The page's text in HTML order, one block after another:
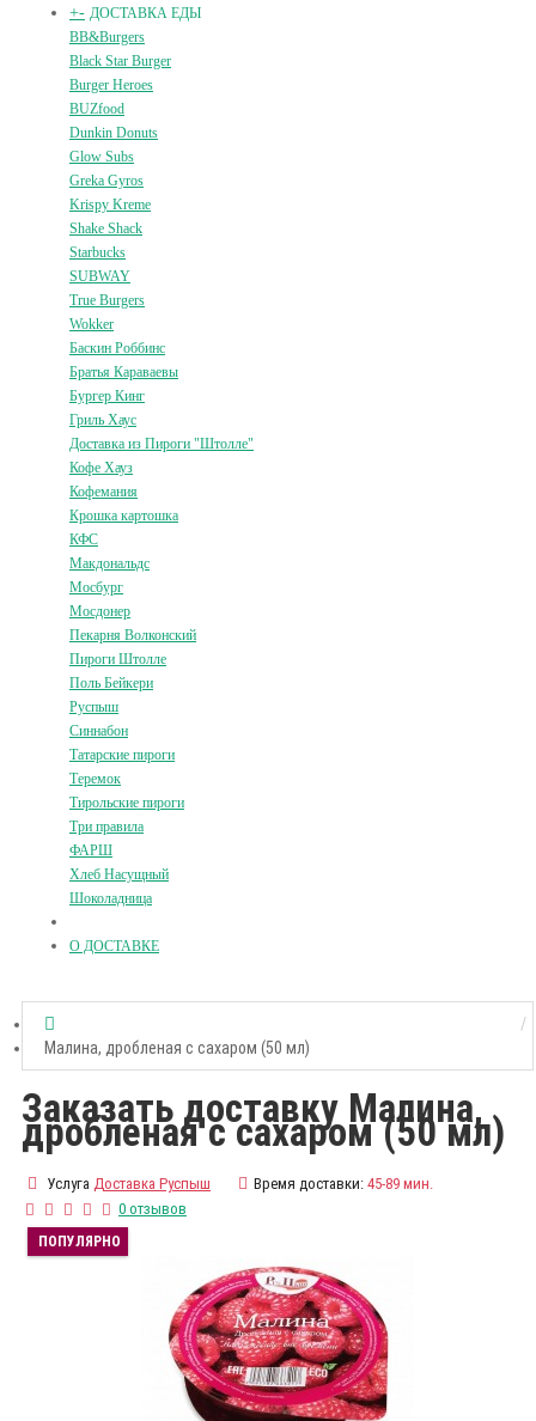
+- ДОСТАВКА ЕДЫ
BB&Burgers
Black Star Burger
Burger Heroes
BUZfood
Dunkin Donuts
Glow Subs
Greka Gyros
Krispy Kreme
Shake Shack
Starbucks
SUBWAY
True Burgers
Wokker
Баскин Роббинс
Братья Караваевы
Бургер Кинг
Гриль Хаус
Доставка из Пироги "Штолле"
Кофе Хауз
Кофемания
Крошка картошка
КФС
Макдональдс
Мосбург
Мосдонер
Пекарня Волконский
Пироги Штолле
Поль Бейкери
Руспыш
Синнабон
Татарские пироги
Теремок
Тирольские пироги
Три правила
ФАРШ
Хлеб Насущный
Шоколадница
О ДОСТАВКЕ
Малина, дробленая с сахаром (50 мл)
Заказать доставку Малина,
дробленая с сахаром (50 мл)
Услуга Доставка Руспыш Время доставки: 45-89 мин.
0 отзывов
ПОПУЛЯРНО